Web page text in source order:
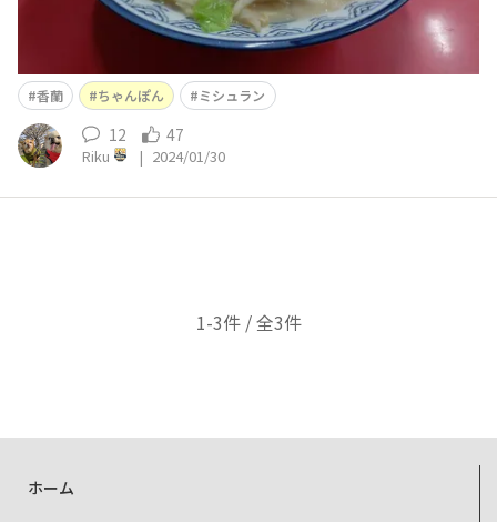
香蘭 ちゃんぽん ミシュラン
12 47
Riku | 2024/01/30
1-3件 / 全3件
ホーム